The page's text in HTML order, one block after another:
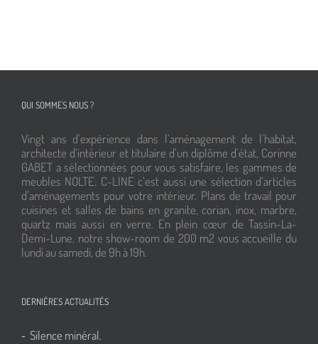
QUI SOMMES NOUS ?
Vingt ans d’expérience dans l’aménagement de l’habitat,
architecte d’intérieur et titulaire d’un diplôme d’état, Corinne
GABET a sélectionnées pour vous satisfaire, les gammes de
meubles NOLTE. C-LINE c’est aussi une sélection d’articles
d’aménagements pour votre intérieur. Plans de travail pour
cuisines et salles de bains en granite, corian, inox, marbre,
quartz mais aussi en verre. En plein cœur de Tassin-La-
Demi-Lune, notre show-room de 200 m2 vous accueille du
lundi au samedi, de 9h à 19h.
DERNIÈRES ACTUALITÉS
Silence minéral.